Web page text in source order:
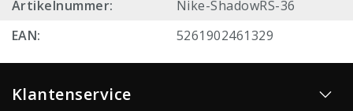
Artikelnummer:
Nike-ShadowRS-36
EAN:
5261902461329
Klantenservice